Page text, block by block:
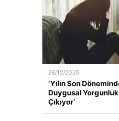
28/12/2025
‘Yılın Son
Duygusal
Çıkıyor’